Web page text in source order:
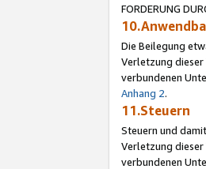
FORDERUNG
Die Beilegung
Verletzung dieser
verbundenen
Anhang 2.
11.Steuern
Steuern und
Verletzung dieser
verbundenen